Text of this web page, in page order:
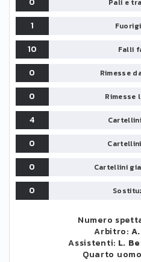
Pali e
1
10
Falli
0
Rimesse
0
Rimesse
4
0
0
Cartellini
0
Numero
Arbitro:
Assistenti: L.
Quarto